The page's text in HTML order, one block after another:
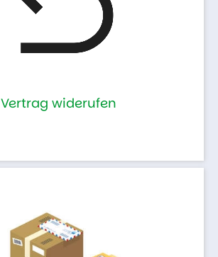
Vertrag widerufen